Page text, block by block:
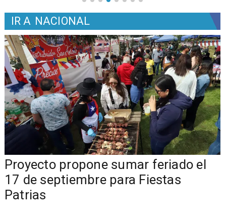
IR A NACIONAL
Proyecto propone sumar feriado el
17 de septiembre para Fiestas
Patrias